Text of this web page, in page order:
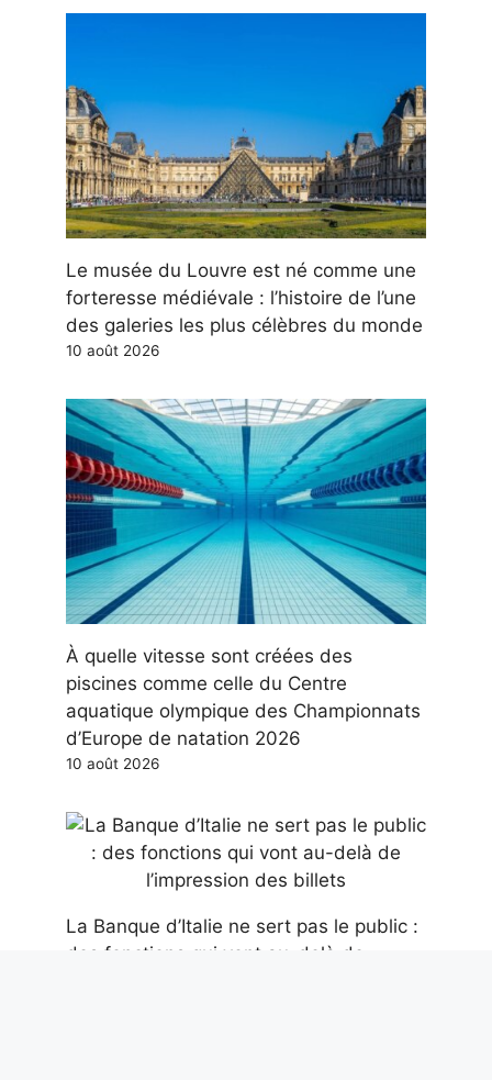
Le musée du Louvre est né comme une
forteresse médiévale : l’histoire de l’une
des galeries les plus célèbres du monde
10 août 2026
À quelle vitesse sont créées des
piscines comme celle du Centre
aquatique olympique des Championnats
d’Europe de natation 2026
10 août 2026
La Banque d’Italie ne sert pas le public :
des fonctions qui vont au-delà de